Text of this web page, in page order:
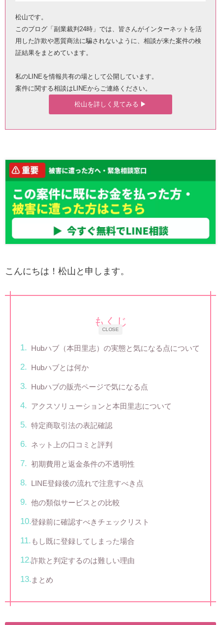
松山です。
このブログ「副業裁判24時」では、皆さんがインターネットを活
用した詐欺や悪質商法に騙されないように、相談が来た案件の検
証結果をまとめています。
私のLINEを情報共有の場として公開しています。
案件に関する相談はLINEからご連絡ください。
松山を詳しく見てみる ▶︎
こんにちは！松山と申します。
CLOSE
もくじ
Hubハブ（本田里志）の実態と気になる点について
Hubハブとは何か
Hubハブの販売ページで気になる点
アクスソリューションと本田里志について
特定商取引法の表記確認
ネット上の口コミと評判
初期費用と返金条件の不透明性
LINE登録後の流れで注意すべき点
他の類似サービスとの比較
登録前に確認すべきチェックリスト
もし既に登録してしまった場合
詐欺と判定するのは難しい理由
まとめ